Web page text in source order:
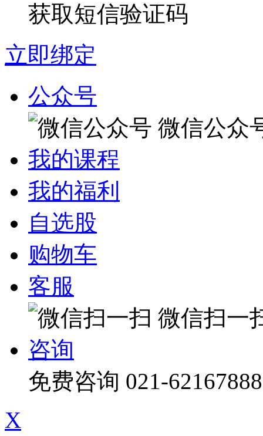
获取短信验证码
立即绑定
公众号
微信公众
我的课程
我的福利
自选股
购物车
客服
微信扫一
咨询
免费咨询 021-62167888
X